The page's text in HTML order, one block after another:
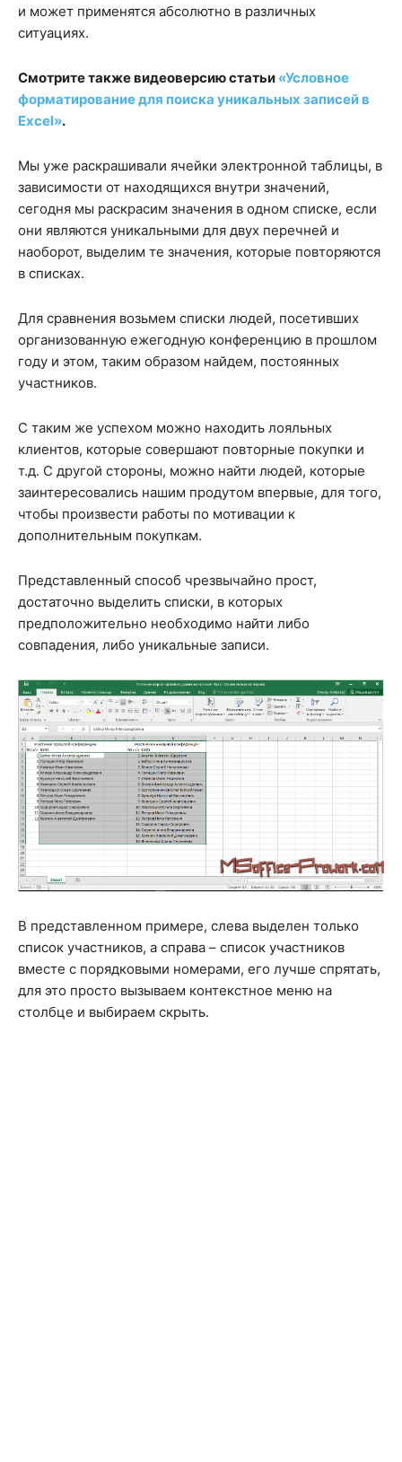
и может применятся абсолютно в различных
ситуациях.
Смотрите также видеоверсию статьи «Условное
форматирование для поиска уникальных записей в
Excel».
Мы уже раскрашивали ячейки электронной таблицы, в
зависимости от находящихся внутри значений,
сегодня мы раскрасим значения в одном списке, если
они являются уникальными для двух перечней и
наоборот, выделим те значения, которые повторяются
в списках.
Для сравнения возьмем списки людей, посетивших
организованную ежегодную конференцию в прошлом
году и этом, таким образом найдем, постоянных
участников.
С таким же успехом можно находить лояльных
клиентов, которые совершают повторные покупки и
т.д. С другой стороны, можно найти людей, которые
заинтересовались нашим продутом впервые, для того,
чтобы произвести работы по мотивации к
дополнительным покупкам.
Представленный способ чрезвычайно прост,
достаточно выделить списки, в которых
предположительно необходимо найти либо
совпадения, либо уникальные записи.
В представленном примере, слева выделен только
список участников, а справа – список участников
вместе с порядковыми номерами, его лучше спрятать,
для это просто вызываем контекстное меню на
столбце и выбираем скрыть.